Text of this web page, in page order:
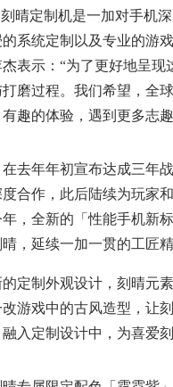
定制机是一加对手机深
系统定制以及专业的游
表示：“为了更好地呈
磨过程。我们希望，全
趣的体验，遇到更多志
年年初宣布达成三年战
合作，此后陆续为玩家
，全新的「性能手机新
，延续一加一贯的工匠
制外观设计，刻晴元素
游戏中的古风造型，让
入定制设计中，为喜爱